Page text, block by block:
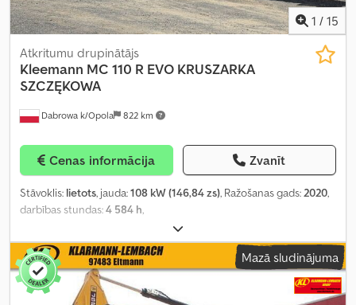
1 / 15
Dabrowa k/Opola 822 km
Atkritumu drupinātājs
Kleemann MC 110 R EVO KRUSZARKA
SZCZĘKOWA
Cenas informācija Zvanīt
Stāvoklis: lietots, jauda:108 kW (146,84 zs), Ražošanas gads:2020,
darbības stundas:4 584 h,
Mazā sludinājuma